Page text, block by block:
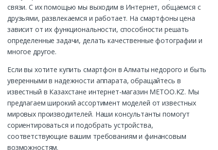
связи. С их помощью мы выходим в Интернет, общаемся с
друзьями, развлекаемся и работает. На смартфоны цена
зависит от их функциональности, способности решать
определенные задачи, делать качественные фотографии и
многое другое.
Если вы хотите купить смартфон в Алматы недорого и быть
уверенными в надежности аппарата, обращайтесь в
известный в Казахстане интернет-магазин METOO.KZ. Мы
предлагаем широкий ассортимент моделей от известных
мировых производителей. Наши консультанты помогут
сориентироваться и подобрать устройства,
соответствующие вашим требованиям и финансовым
возможностям.